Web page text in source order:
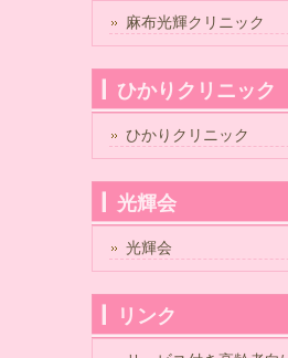
麻布光輝クリニック
ひかりクリニック
ひかりクリニック
光輝会
光輝会
リンク